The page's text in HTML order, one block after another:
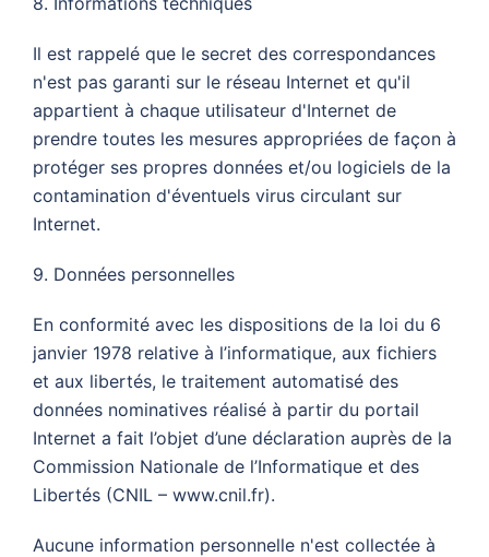
Il est rappelé que le secret des correspondances
n'est pas garanti sur le réseau Internet et qu'il
appartient à chaque utilisateur d'Internet de
prendre toutes les mesures appropriées de façon à
protéger ses propres données et/ou logiciels de la
contamination d'éventuels virus circulant sur
Internet.
9. Données personnelles
En conformité avec les dispositions de la loi du 6
janvier 1978 relative à l’informatique, aux fichiers
et aux libertés, le traitement automatisé des
données nominatives réalisé à partir du portail
Internet a fait l’objet d’une déclaration auprès de la
Commission Nationale de l’Informatique et des
Libertés (CNIL – www.cnil.fr).
Aucune information personnelle n'est collectée à